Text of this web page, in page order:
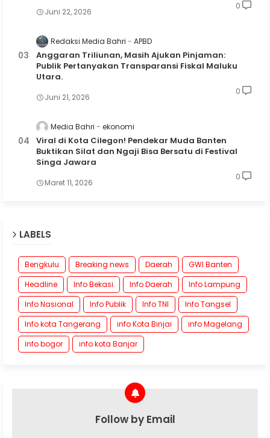
Juni 22, 2026
0
Redaksi Media Bahri APBD
Anggaran Triliunan, Masih Ajukan Pinjaman:
Publik Pertanyakan Transparansi Fiskal Maluku
Utara.
Juni 21, 2026
0
Media Bahri ekonomi
Viral di Kota Cilegon! Pendekar Muda Banten
Buktikan Silat dan Ngaji Bisa Bersatu di Festival
Singa Jawara
Maret 11, 2026
0
LABELS
Bengkulu Breaking news Daerah
GWI Banten
Headline
Info Bekasi Info Daerah
Info Lampung
Info Nasional
Info Publik Info TNI
Info Tangsel
Info kota Tangerang
info Kota Binjai
info Magelang
info bogor
info kota Banjar
Follow by Email